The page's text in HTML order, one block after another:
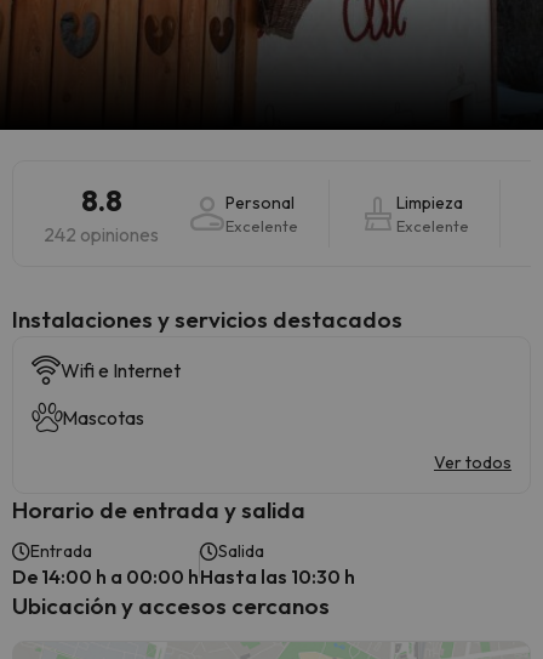
8.8
242 opiniones
Personal
Excelente
Limpieza
Excelente
Instalaciones y servicios destacados
Wifi e Internet
Mascotas
Ver todos
Horario de entrada y salida
Entrada
De 14:00 h a 00:00 h
Salida
Hasta las 10:30 h
Ubicación y accesos cercanos